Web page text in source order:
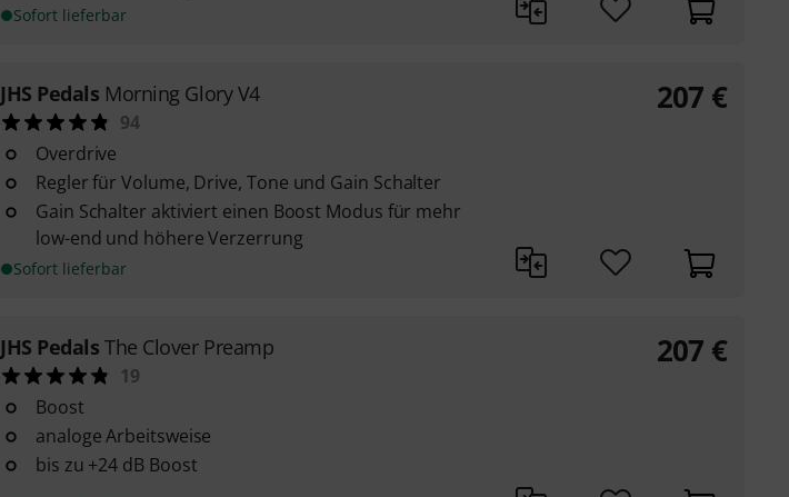
Sofort lieferbar
JHS Pedals Morning Glory V4
94
Overdrive
Regler für Volume, Drive, Tone und Gain Schalter
Gain Schalter aktiviert einen Boost Modus für mehr
low-end und höhere Verzerrung
Sofort lieferbar
207 €
JHS Pedals The Clover Preamp
19
Boost
analoge Arbeitsweise
bis zu +24 dB Boost
207 €